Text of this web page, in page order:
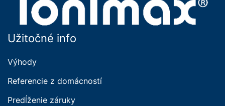
Užitočné info
Výhody
Referencie z domácností
Predĺženie záruky